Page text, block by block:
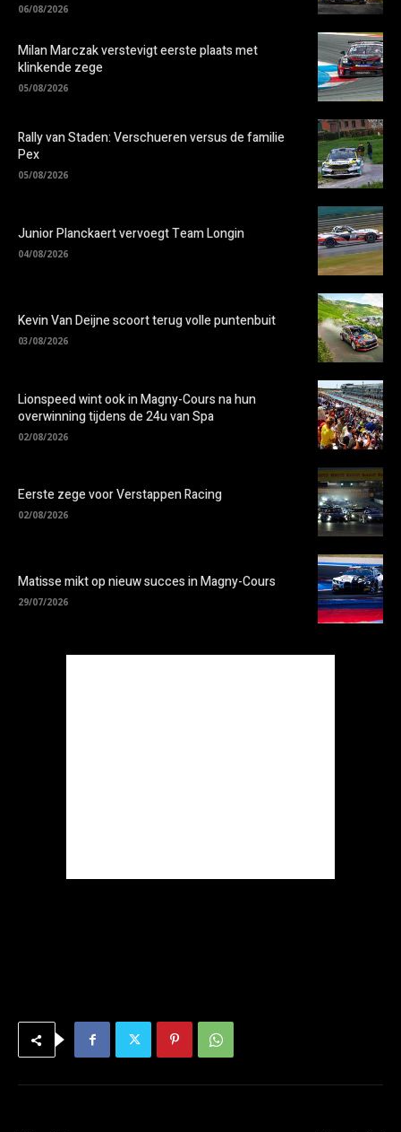
06/08/2026
Milan Marczak verstevigt eerste plaats met
klinkende zege
05/08/2026
Rally van Staden: Verschueren versus de familie
Pex
05/08/2026
Junior Planckaert vervoegt Team Longin
04/08/2026
Kevin Van Deijne scoort terug volle puntenbuit
03/08/2026
Lionspeed wint ook in Magny-Cours na hun
overwinning tijdens de 24u van Spa
02/08/2026
Eerste zege voor Verstappen Racing
02/08/2026
Matisse mikt op nieuw succes in Magny-Cours
29/07/2026